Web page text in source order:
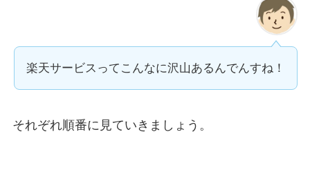
楽天サービスってこんなに沢山あるんでんすね！
それぞれ順番に見ていきましょう。